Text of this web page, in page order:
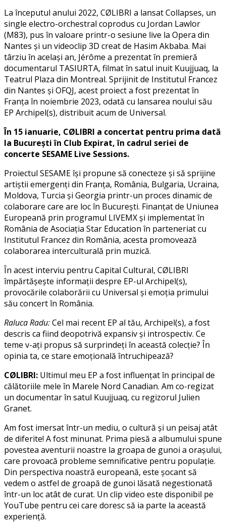
La începutul anului 2022, CØLIBRI a lansat Collapses, un
single electro-orchestral coprodus cu Jordan Lawlor
(M83), pus în valoare printr-o sesiune live la Opera din
Nantes și un videoclip 3D creat de Hasim Akbaba. Mai
târziu în același an, Jérôme a prezentat în premieră
documentarul TASIURTA, filmat în satul inuit Kuujjuaq, la
Teatrul Plaza din Montreal. Sprijinit de Institutul Francez
din Nantes și OFQJ, acest proiect a fost prezentat în
Franța în noiembrie 2023, odată cu lansarea noului său
EP Archipel(s), distribuit acum de Universal.
În 15 ianuarie, CØLIBRI a concertat pentru prima dată
la București în Club Expirat, în cadrul seriei de
concerte SESAME Live Sessions.
Proiectul SESAME își propune să conecteze și să sprijine
artiștii emergenți din Franța, România, Bulgaria, Ucraina,
Moldova, Turcia și Georgia printr-un proces dinamic de
colaborare care are loc în București. Finanțat de Uniunea
Europeană prin programul LIVEMX și implementat în
România de Asociația Star Education în parteneriat cu
Institutul Francez din România, acesta promovează
colaborarea interculturală prin muzică.
În acest interviu pentru Capital Cultural, CØLIBRI
împărtășește informații despre EP-ul Archipel(s),
provocările colaborării cu Universal și emoția primului
său concert în România.
Raluca Radu:Cel mai recent EP al tău, Archipel(s), a fost
descris ca fiind deopotrivă expansiv și introspectiv. Ce
teme v-ați propus să surprindeți în această colecție? În
opinia ta, ce stare emoțională întruchipează?
CØLIBRI: Ultimul meu EP a fost influențat în principal de
călătoriile mele în Marele Nord Canadian. Am co-regizat
un documentar în satul Kuujjuaq, cu regizorul Julien
Granet.
Am fost imersat într-un mediu, o cultură și un peisaj atât
de diferite! A fost minunat. Prima piesă a albumului spune
povestea aventurii noastre la groapa de gunoi a orașului,
care provoacă probleme semnificative pentru populație.
Din perspectiva noastră europeană, este șocant să
vedem o astfel de groapă de gunoi lăsată negestionată
într-un loc atât de curat. Un clip video este disponibil pe
YouTube pentru cei care doresc să ia parte la această
experiență.